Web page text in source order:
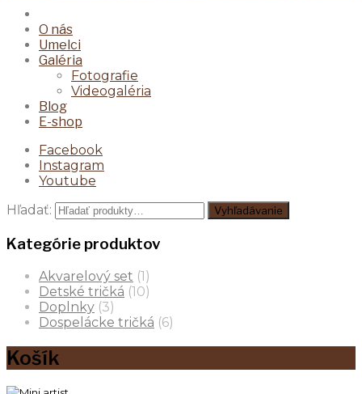
O nás
Umelci
Galéria
Fotografie
Videogaléria
Blog
E-shop
Facebook
Instagram
Youtube
Hľadať:
Vyhľadávanie
Kategórie produktov
Akvarelový set (1)
Detské tričká (10)
Doplnky (3)
Dospelácke tričká (6)
Košík